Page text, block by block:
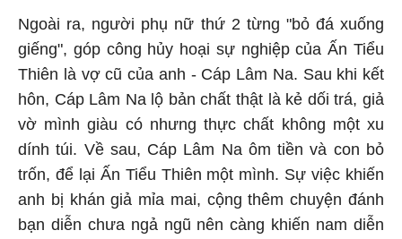
Ngoài ra, người phụ nữ thứ 2 từng "bỏ đá xuống
giếng", góp công hủy hoại sự nghiệp của Ấn Tiểu
Thiên là vợ cũ của anh - Cáp Lâm Na. Sau khi kết
hôn, Cáp Lâm Na lộ bản chất thật là kẻ dối trá, giả
vờ mình giàu có nhưng thực chất không một xu
dính túi. Về sau, Cáp Lâm Na ôm tiền và con bỏ
trốn, để lại Ấn Tiểu Thiên một mình. Sự việc khiến
anh bị khán giả mỉa mai, cộng thêm chuyện đánh
bạn diễn chưa ngả ngũ nên càng khiến nam diễn